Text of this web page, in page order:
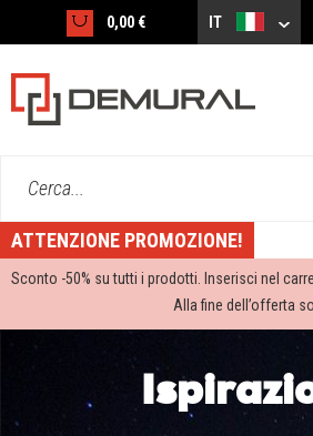
0,00 € IT
Cerca...
ATTENZIONE PROMOZIONE!
Sconto -50% su tutti i prodotti. Inserisci nel
Alla fine dell’offerta